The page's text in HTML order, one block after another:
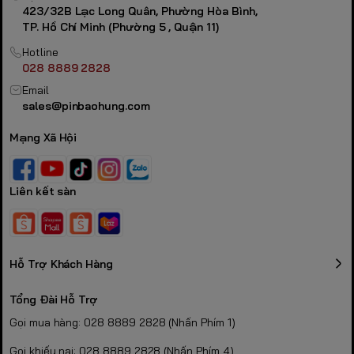
thước
Trọng
lượng
Khoảng 27g/viên
Quy
Vỉ 2 viên
Xuất xứ
chính thức về vấn đề này)
Hạn sử
Tối đa 10 năm (nếu lưu trữ không sử dụng)
Ứng
dụng
Chuột không dây, bàn phím, remote, đồ chơi điện tử,
điện thoại không dây, đèn pin, micro, tay cầm chơi
🌟 Ưu Điểm Vượt Trội
Của Pin Sạc Panasonic
Eneloop AA
Khả năng sạc lại lên đến 2100 lần
423/32B Lạc Long Quân, Phường Hòa Bình,
TP. Hồ Chí Minh (Phường 5 , Quận 11)
Hotline
028 8889 2828
Email
sales@pinbaohung.com
Mạng Xã Hội
Liên kết sàn
Hỗ Trợ Khách Hàng
Tổng Đài Hỗ Trợ
Gọi mua hàng: 028 8889 2828 (Nhấn Phím 1)
Gọi khiếu nại: 028 8889 2828 (Nhấn Phím 4)